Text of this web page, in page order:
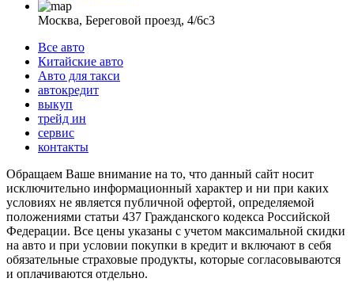
Москва, Береговой проезд, 4/6с3
Все авто
Китайские авто
Авто для такси
автокредит
выкуп
трейд ин
сервис
контакты
Обращаем Ваше внимание на то, что данный сайт носит
исключительно информационный характер и ни при каких
условиях не является публичной офертой, определяемой
положениями статьи 437 Гражданского кодекса Российской
Федерации. Все цены указаны с учетом максимальной скидки
на авто и при условии покупки в кредит и включают в себя
обязательные страховые продукты, которые согласовываются
и оплачиваются отдельно.